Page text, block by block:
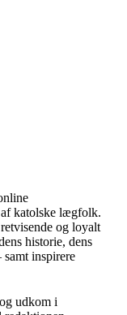
af katolske lægfolk.
og loyalt
historie, dens
inspirere
udkom i